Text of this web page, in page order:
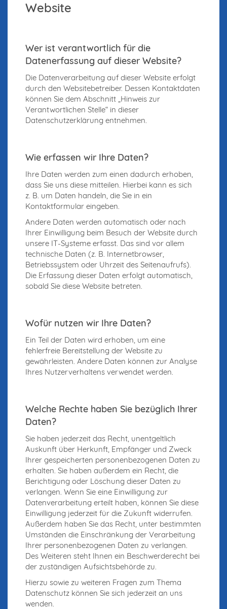
Website
Wer ist verantwortlich für die
Datenerfassung auf dieser Website?
Die Datenverarbeitung auf dieser Website erfolgt
durch den Websitebetreiber. Dessen Kontaktdaten
können Sie dem Abschnitt „Hinweis zur
Verantwortlichen Stelle“ in dieser
Datenschutzerklärung entnehmen.
Wie erfassen wir Ihre Daten?
Ihre Daten werden zum einen dadurch erhoben,
dass Sie uns diese mitteilen. Hierbei kann es sich
z. B. um Daten handeln, die Sie in ein
Kontaktformular eingeben.
Andere Daten werden automatisch oder nach
Ihrer Einwilligung beim Besuch der Website durch
unsere IT-Systeme erfasst. Das sind vor allem
technische Daten (z. B. Internetbrowser,
Betriebssystem oder Uhrzeit des Seitenaufrufs).
Die Erfassung dieser Daten erfolgt automatisch,
sobald Sie diese Website betreten.
Wofür nutzen wir Ihre Daten?
Ein Teil der Daten wird erhoben, um eine
fehlerfreie Bereitstellung der Website zu
gewährleisten. Andere Daten können zur Analyse
Ihres Nutzerverhaltens verwendet werden.
Welche Rechte haben Sie bezüglich Ihrer
Daten?
Sie haben jederzeit das Recht, unentgeltlich
Auskunft über Herkunft, Empfänger und Zweck
Ihrer gespeicherten personenbezogenen Daten zu
erhalten. Sie haben außerdem ein Recht, die
Berichtigung oder Löschung dieser Daten zu
verlangen. Wenn Sie eine Einwilligung zur
Datenverarbeitung erteilt haben, können Sie diese
Einwilligung jederzeit für die Zukunft widerrufen.
Außerdem haben Sie das Recht, unter bestimmten
Umständen die Einschränkung der Verarbeitung
Ihrer personenbezogenen Daten zu verlangen.
Des Weiteren steht Ihnen ein Beschwerderecht bei
der zuständigen Aufsichtsbehörde zu.
Hierzu sowie zu weiteren Fragen zum Thema
Datenschutz können Sie sich jederzeit an uns
wenden.